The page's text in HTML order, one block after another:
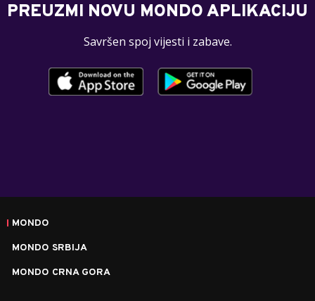
PREUZMI NOVU MONDO APLIKACIJU
Savršen spoj vijesti i zabave.
MONDO
MONDO SRBIJA
MONDO CRNA GORA